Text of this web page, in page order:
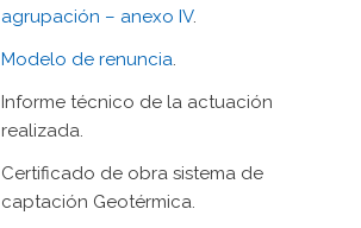
agrupación – anexo IV.
Modelo de renuncia.
Informe técnico de la actuación
realizada.
Certificado de obra sistema de
captación Geotérmica.